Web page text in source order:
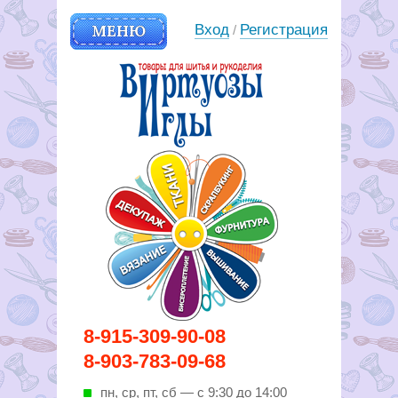
8-915-309-90-08
8-903-783-09-68
пн, ср, пт, cб — с 9:30 до 14:00
МЕНЮ
Вирутозы иглы. Товары для
шитья и рукоделья
Вход / Регистрация